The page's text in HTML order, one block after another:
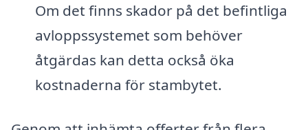
Om det finns skador på det befintliga
avloppssystemet som behöver
åtgärdas kan detta också öka
kostnaderna för stambytet.